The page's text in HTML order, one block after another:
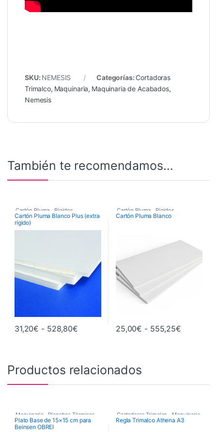
SKU: NEMESIS Categorías: Cortadoras
Trimalco, Maquinaria, Maquinaria de Acabados,
Nemesis
También te recomendamos…
Cartón Pluma Rígidos
Cartón Pluma Blanco Plus (extra
rígido)
31,20€ - 528,80€Rango de precios: desde 31,20€
Este producto tiene múltiples variantes. Las opciones se
Cartón Pluma Rígidos
Cartón Pluma Blanco
25,00€ - 555,25€Rango
Este producto tiene múltiples
Productos relacionados
Maquinaria Planchas Térmicas
Recambios Planchas
Plato Base de 15×15 cm para
Beinsen OBREI
Cortadoras Trimalco Maquinaria
Regla Trimalco Athena A3